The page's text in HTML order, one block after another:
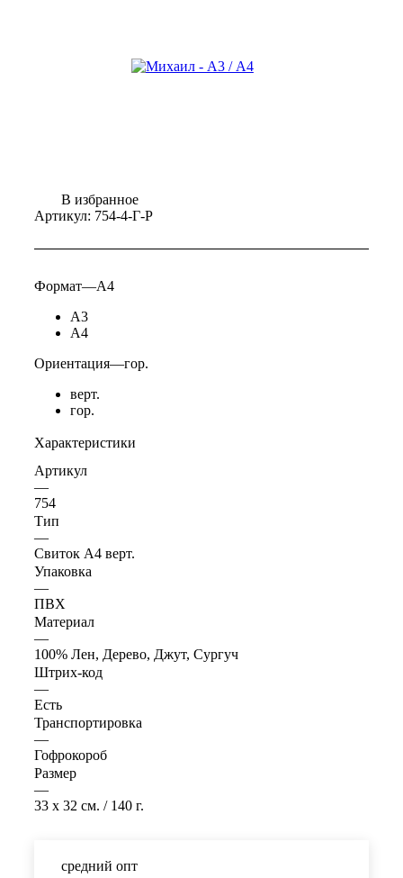
В избранное
Артикул: 754-4-Г-Р
Формат—А4
А3
А4
Ориентация—гор.
верт.
гор.
Характеристики
Артикул
—
754
Тип
—
Свиток А4 верт.
Упаковка
—
ПВХ
Материал
—
100% Лен, Дерево, Джут, Сургуч
Штрих-код
—
Есть
Транспортировка
—
Гофрокороб
Размер
—
33 x 32 см. / 140 г.
средний опт